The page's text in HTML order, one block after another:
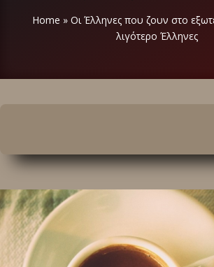
Home » Οι Έλληνες που ζουν στο
λιγότερο Έλληνες